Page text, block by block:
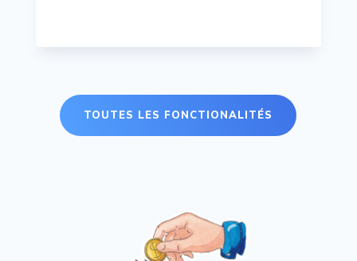
TOUTES LES FONCTIONALITÉS